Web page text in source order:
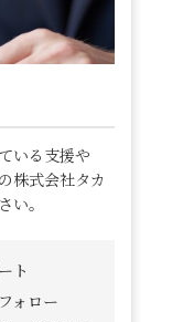
いる⽀援や
株式会社タカ
い。
ト
ォロー